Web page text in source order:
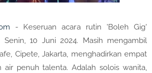
- Keseruan acara rutin 'Boleh Gig'
10 Juni 2024. Masih mengambil
Cipete, Jakarta, menghadirkan empat
air penuh talenta. Adalah solois wanita,